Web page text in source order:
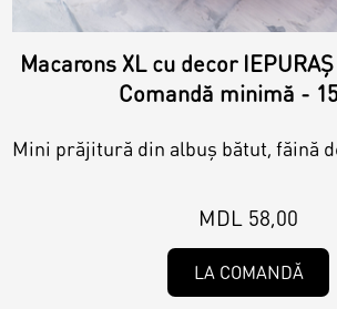
Macarons XL cu decor
Comandă minimă -
Mini prăjitură din albuș bătut, făină
MDL 58,00
LA COMANDĂ